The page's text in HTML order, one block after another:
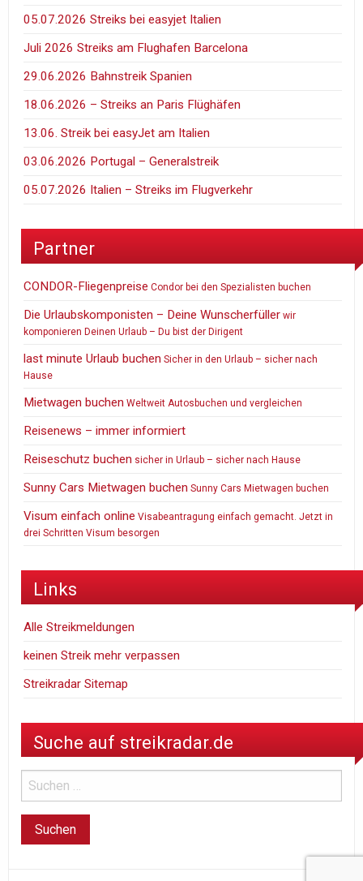
05.07.2026 Streiks bei easyjet Italien
Juli 2026 Streiks am Flughafen Barcelona
29.06.2026 Bahnstreik Spanien
18.06.2026 – Streiks an Paris Flüghäfen
13.06. Streik bei easyJet am Italien
03.06.2026 Portugal – Generalstreik
05.07.2026 Italien – Streiks im Flugverkehr
Partner
CONDOR-Fliegenpreise Condor bei den Spezialisten buchen
Die Urlaubskomponisten – Deine Wunscherfüller wir
komponieren Deinen Urlaub – Du bist der Dirigent
last minute Urlaub buchen Sicher in den Urlaub – sicher nach
Hause
Mietwagen buchen Weltweit Autosbuchen und vergleichen
Reisenews – immer informiert
Reiseschutz buchen sicher in Urlaub – sicher nach Hause
Sunny Cars Mietwagen buchen Sunny Cars Mietwagen buchen
Visum einfach online Visabeantragung einfach gemacht. Jetzt in
drei Schritten Visum besorgen
Links
Alle Streikmeldungen
keinen Streik mehr verpassen
Streikradar Sitemap
Suche auf streikradar.de